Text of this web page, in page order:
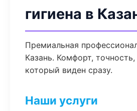
гигиена в
Премиальная
Казань. Комфорт, точность,
который виден сразу.
Наши услуги